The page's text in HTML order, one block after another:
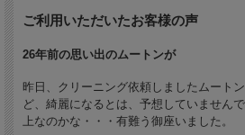
ご利用いただいたお客様の声
26年前の思い出のムートンが
昨日、クリーニング依頼しましたムート
ど、綺麗になるとは、予想していません
上なのかな・・・有難う御座いました。